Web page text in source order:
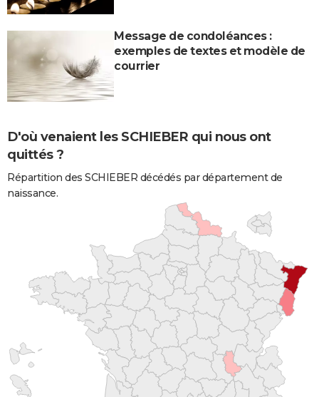
Message de condoléances :
exemples de textes et modèle de
courrier
D'où venaient les SCHIEBER qui nous ont
quittés ?
Répartition des SCHIEBER décédés par département de
naissance.